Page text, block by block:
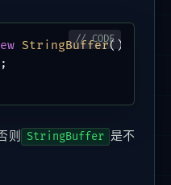
StringBuffer();
则 StringBuffer 是不